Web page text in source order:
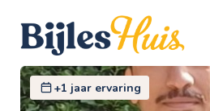
+1 jaar ervaring